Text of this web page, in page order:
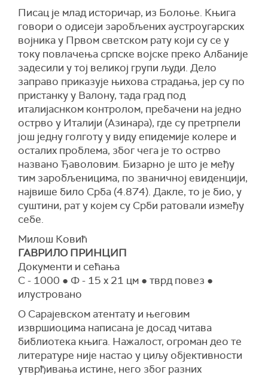
Писац је млад историчар, из Болоње. Књига
говори о одисеји заробљених аустроугарских
војника у Првом светском рату који су се у
току повлачења српске војске преко Албаније
задесили у тој великој групи људи. Дело
заправо приказује њихова страдања, јер су по
пристанку у Валону, тада град под
италијаснком контролом, пребачени на једно
острво у Италији (Азинара), где су претрпели
још једну голготу у виду епидемије колере и
осталих проблема, због чега је то острво
названо Ђаволовим. Бизарно је што је међу
тим заробљеницима, по званичној евиденцији,
највише било Срба (4.874). Дакле, то је био, у
суштини, рат у којем су Срби ратовали између
себе.
Милош Ковић
ГАВРИЛO ПРИНЦИП
Документи и сећања
С - 1000 ● Ф - 15 x 21 цм ● тврд повез ●
илустровано
О Сарајевском атентату и његовим
извршиоцима написана је досад читава
библиотека књига. Нажалост, огроман део те
литературе није настао у циљу објективности
утврђивања истине, него због разних